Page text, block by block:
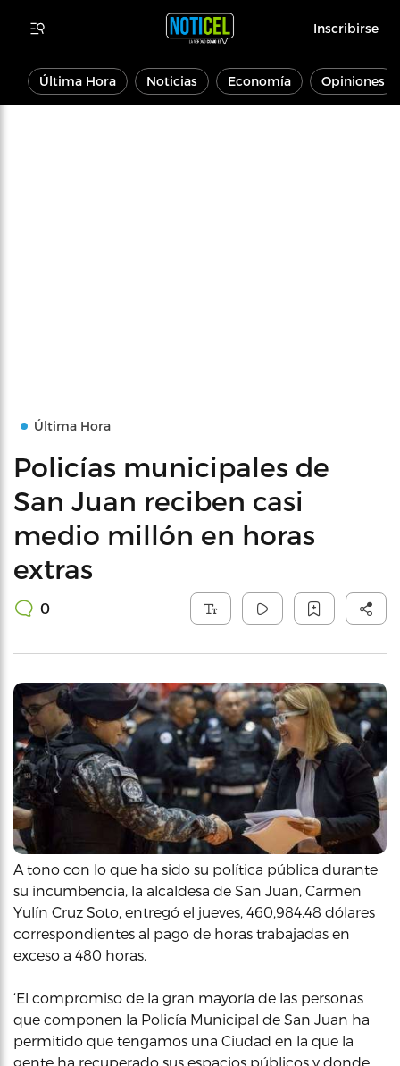
Inscribirse
Última Hora Noticias Economía Opiniones
Última Hora
Policías municipales de
San Juan reciben casi
medio millón en horas
extras
0
A tono con lo que ha sido su política pública durante
su incumbencia, la alcaldesa de San Juan, Carmen
Yulín Cruz Soto, entregó el jueves, 460,984.48 dólares
correspondientes al pago de horas trabajadas en
exceso a 480 horas.
‘El compromiso de la gran mayoría de las personas
que componen la Policía Municipal de San Juan ha
permitido que tengamos una Ciudad en la que la
gente ha recuperado sus espacios públicos y donde